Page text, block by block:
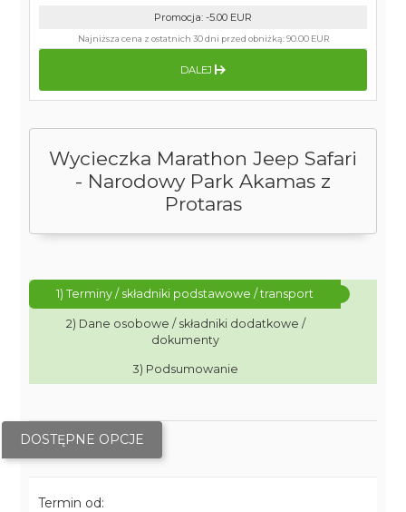
Wycieczka Marathon Jeep Safari
- Narodowy Park Akamas z
Protaras
1) Terminy / składniki podstawowe / transport
2) Dane osobowe / składniki dodatkowe /
dokumenty
3) Podsumowanie
DOSTĘPNE OPCJE
Termin od:
Promocja: -5.00 EUR
Najniższa cena z ostatnich 30 dni przed obniżką:90.00 EUR
DALEJ